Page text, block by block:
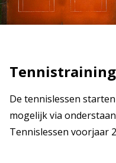
De tennislessen
mogelijk via
Tennislessen voorjaar